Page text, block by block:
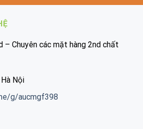
Chuyên các mặt hàng 2nd chất
Nội
g/aucmgf398